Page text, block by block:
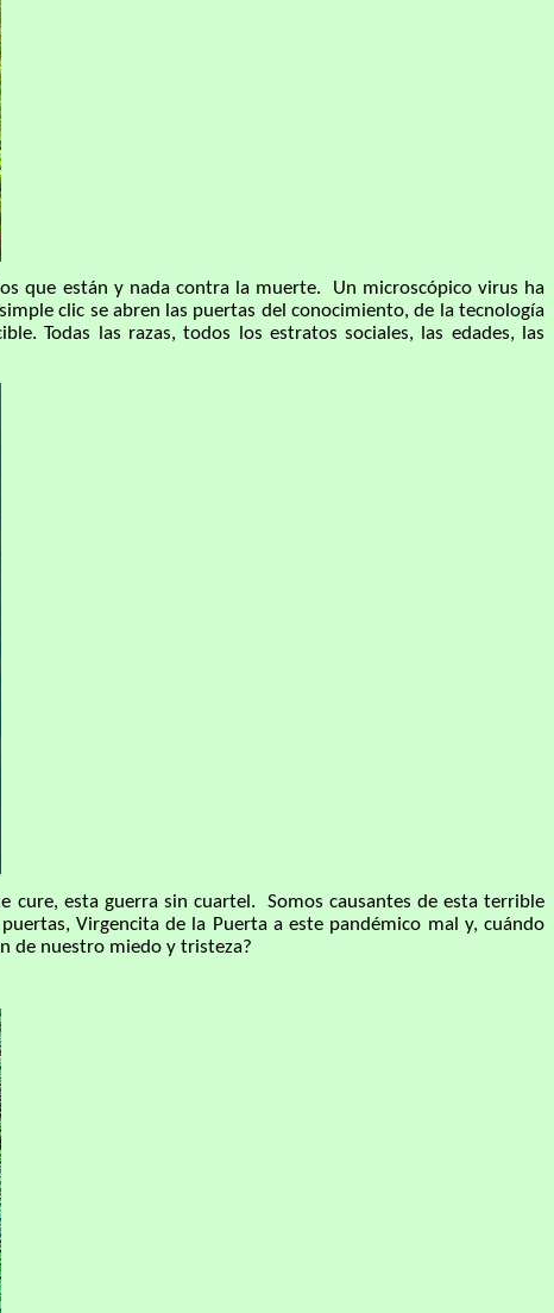
están y nada contra la muerte. Un microscópico virus ha
clic se abren las puertas del conocimiento, de la tecnología
Todas las razas, todos los estratos sociales, las edades, las
esta guerra sin cuartel. Somos causantes de esta terrible
Virgencita de la Puerta a este pandémico mal y, cuándo
de nuestro miedo y tristeza?